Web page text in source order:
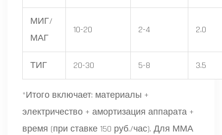
МИГ/
МАГ
10-20 2-4 2.0
ТИГ 20-30 5-8 3.5
*Итого включает: материалы +
электричество + амортизация аппарата +
время (при ставке 150 руб./час). Для ММА